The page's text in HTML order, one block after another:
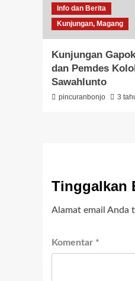
Info dan Berita
Kunjungan, Magang
Kunjungan
dan Pemdes
Sawahlunto
pincuranbonjo 3
Tinggalkan
Alamat email Anda
Komentar *